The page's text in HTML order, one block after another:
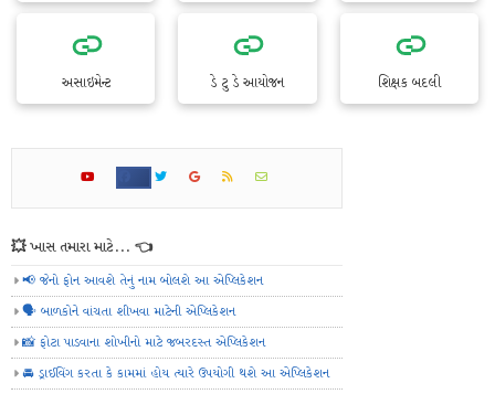
અસાઇમેન્ટ ડે ટુ ડે આયોજન શિક્ષક બદલી
💥 ખાસ તમારા માટે... 👈
📢 જેનો ફોન આવશે તેનું નામ બોલશે આ એપ્લિકેશન
🗣️ બાળકોને વાંચતા શીખવા માટેની એપ્લિકેશન
📸 ફોટા પાડવાના શોખીનો માટે જબરદસ્ત એપ્લિકેશન
🚘 ડ્રાઈવિંગ કરતા કે કામમાં હોય ત્યારે ઉપયોગી થશે આ એપ્લિકેશન